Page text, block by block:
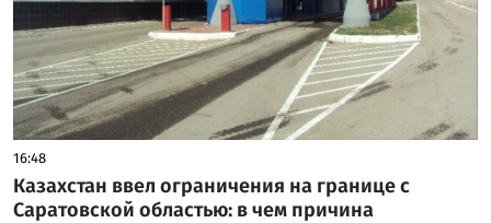
16:48
Казахстан ввел ограничения на границе с
Саратовской областью: в чем причина